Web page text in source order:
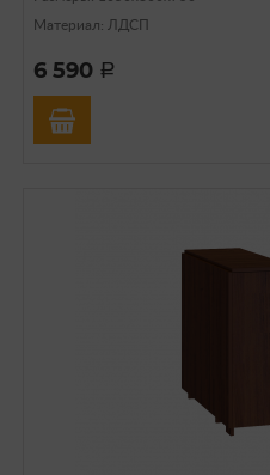
Материал: ЛДСП
6 590 a